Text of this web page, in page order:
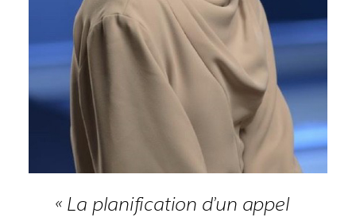
« La planification d’un appel